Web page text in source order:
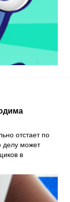
отстает по
делу может
в